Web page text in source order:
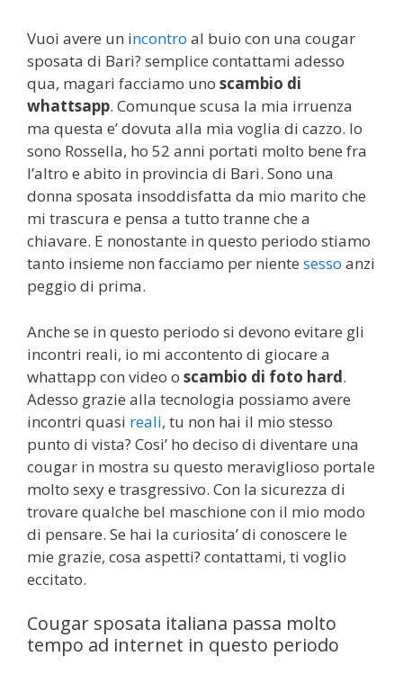
Vuoi avere un incontro al buio con una cougar
sposata di Bari? semplice contattami adesso
qua, magari facciamo uno scambio di
whattsapp. Comunque scusa la mia irruenza
ma questa e’ dovuta alla mia voglia di cazzo. Io
sono Rossella, ho 52 anni portati molto bene fra
l’altro e abito in provincia di Bari. Sono una
donna sposata insoddisfatta da mio marito che
mi trascura e pensa a tutto tranne che a
chiavare. E nonostante in questo periodo stiamo
tanto insieme non facciamo per niente sesso anzi
peggio di prima.
Anche se in questo periodo si devono evitare gli
incontri reali, io mi accontento di giocare a
whattapp con video o scambio di foto hard.
Adesso grazie alla tecnologia possiamo avere
incontri quasi reali, tu non hai il mio stesso
punto di vista? Cosi’ ho deciso di diventare una
cougar in mostra su questo meraviglioso portale
molto sexy e trasgressivo. Con la sicurezza di
trovare qualche bel maschione con il mio modo
di pensare. Se hai la curiosita’ di conoscere le
mie grazie, cosa aspetti? contattami, ti voglio
eccitato.
Cougar sposata italiana passa molto
tempo ad internet in questo periodo